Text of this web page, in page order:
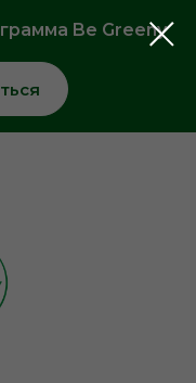
Be Greeny